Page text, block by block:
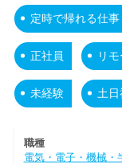
定時で帰れる仕事
正社員 リ
未経験 土
職種
電気・電子・機械・